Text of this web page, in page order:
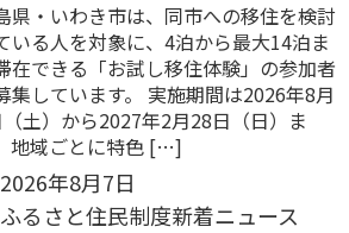
県・いわき市は、同市への移住を検討
いる人を対象に、4泊から最大14泊ま
在できる「お試し移住体験」の参加者
集しています。 実施期間は2026年8月
土）から2027年2月28日（日）ま
地域ごとに特色 […]
2026年8月7日
ふるさと住民制度新着ニュース